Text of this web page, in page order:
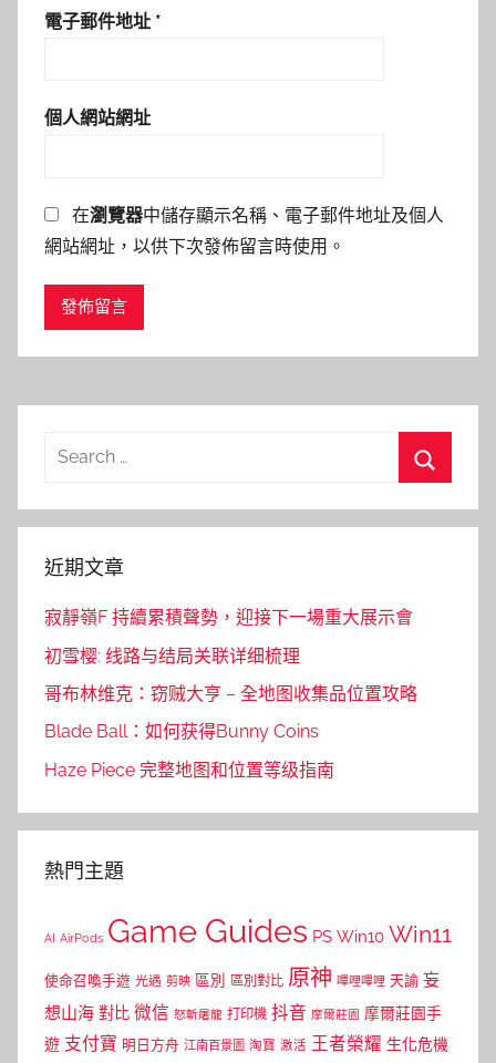
電子郵件地址 *
個人網站網址
在瀏覽器中儲存顯示名稱、電子郵件地址及個人
網站網址，以供下次發佈留言時使用。
Search
近期文章
寂靜嶺F 持續累積聲勢，迎接下一場重大展示會
初雪樱: 线路与结局关联详细梳理
哥布林维克：窃贼大亨 – 全地图收集品位置攻略
Blade Ball：如何获得Bunny Coins
Haze Piece 完整地图和位置等级指南
熱門主題
AI AirPods Game Guides PS Win10 Win11
使命召喚手遊 光遇 剪映 區別 區別對比 原神 嗶哩嗶哩 天諭 妄
想山海 對比 微信 怒斬屠龍 打印機 抖音 摩爾莊園 摩爾莊園手
遊 支付寶 明日方舟 江南百景圖 淘寶 激活 王者榮耀 生化危機